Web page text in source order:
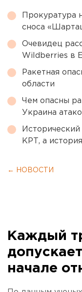
Прокуратура
сноса
Очевидец
Wildberries в
Ракетная
области
Чем опасны
Украина
КРТ, а
← НОВОСТИ
Каждый
начале